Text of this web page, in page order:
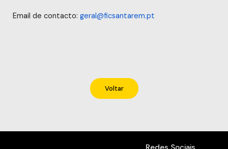
Email de contacto: geral@ficsantarem.pt
Voltar